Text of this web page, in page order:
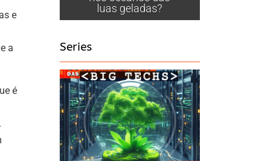
e
a
é
luas geladas?
Series